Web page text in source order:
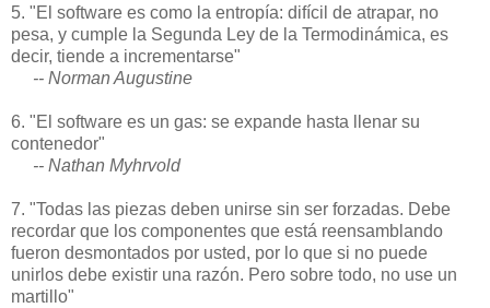
5. "El software es como la entropía: difícil de atrapar, no
pesa, y cumple la Segunda Ley de la Termodinámica, es
decir, tiende a incrementarse"
-- Norman Augustine
6. "El software es un gas: se expande hasta llenar su
contenedor"
-- Nathan Myhrvold
7. "Todas las piezas deben unirse sin ser forzadas. Debe
recordar que los componentes que está reensamblando
fueron desmontados por usted, por lo que si no puede
unirlos debe existir una razón. Pero sobre todo, no use un
martillo"